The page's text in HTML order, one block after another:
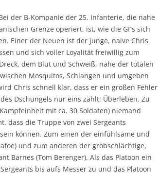
der B-Kompanie der 25. Infanterie, die nahe
Grenze operiert, ist, wie die GI´s sich
Einer der Neuen ist der junge, naive Chris
und sich voller Loyalität freiwillig zum
dem Blut und Schweiß, nahe der totalen
Mosquitos, Schlangen und umgeben
Chris schnell klar, dass er ein großen Fehler
Dschungels nur eins zählt: Überleben. Zu
mit ca. 30 Soldaten) niemand
dass die Truppe von zwei Sergeants
können. Zum einen der einfühlsame und
und zum anderen der grobschlächtige,
Barnes (Tom Berenger). Als das Platoon ein
bis aufs Messer zu und das Platoon